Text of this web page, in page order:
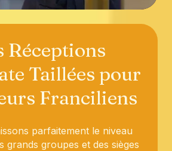
Réceptions
Taillées pour
Franciliens
parfaitement le niveau
grands groupes et des sièges